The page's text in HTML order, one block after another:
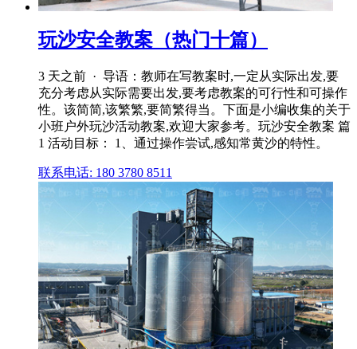
玩沙安全教案（热门十篇）
3 天之前 · 导语：教师在写教案时,一定从实际出发,要
充分考虑从实际需要出发,要考虑教案的可行性和可操作
性。该简简,该繁繁,要简繁得当。下面是小编收集的关于
小班户外玩沙活动教案,欢迎大家参考。玩沙安全教案 篇
1 活动目标： 1、通过操作尝试,感知常黄沙的特性。
联系电话: 180 3780 8511